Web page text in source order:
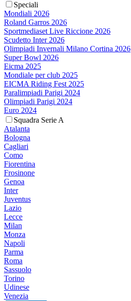
Speciali
Mondiali 2026
Roland Garros 2026
Sportmediaset Live Riccione 2026
Scudetto Inter 2026
Olimpiadi Invernali Milano Cortina 2026
Super Bowl 2026
Eicma 2025
Mondiale per club 2025
EICMA Riding Fest 2025
Paralimpiadi Parigi 2024
Olimpiadi Parigi 2024
Euro 2024
Squadra Serie A
Atalanta
Bologna
Cagliari
Como
Fiorentina
Frosinone
Genoa
Inter
Juventus
Lazio
Lecce
Milan
Monza
Napoli
Parma
Roma
Sassuolo
Torino
Udinese
Venezia